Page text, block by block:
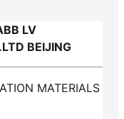
LV
BEIJING
MATERIALS